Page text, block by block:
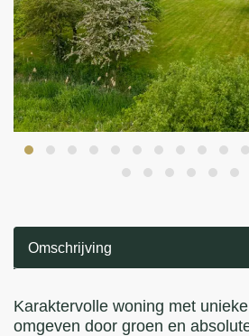
Omschrijving
Omschrijving
Karaktervolle woning met
omgeven door groen en